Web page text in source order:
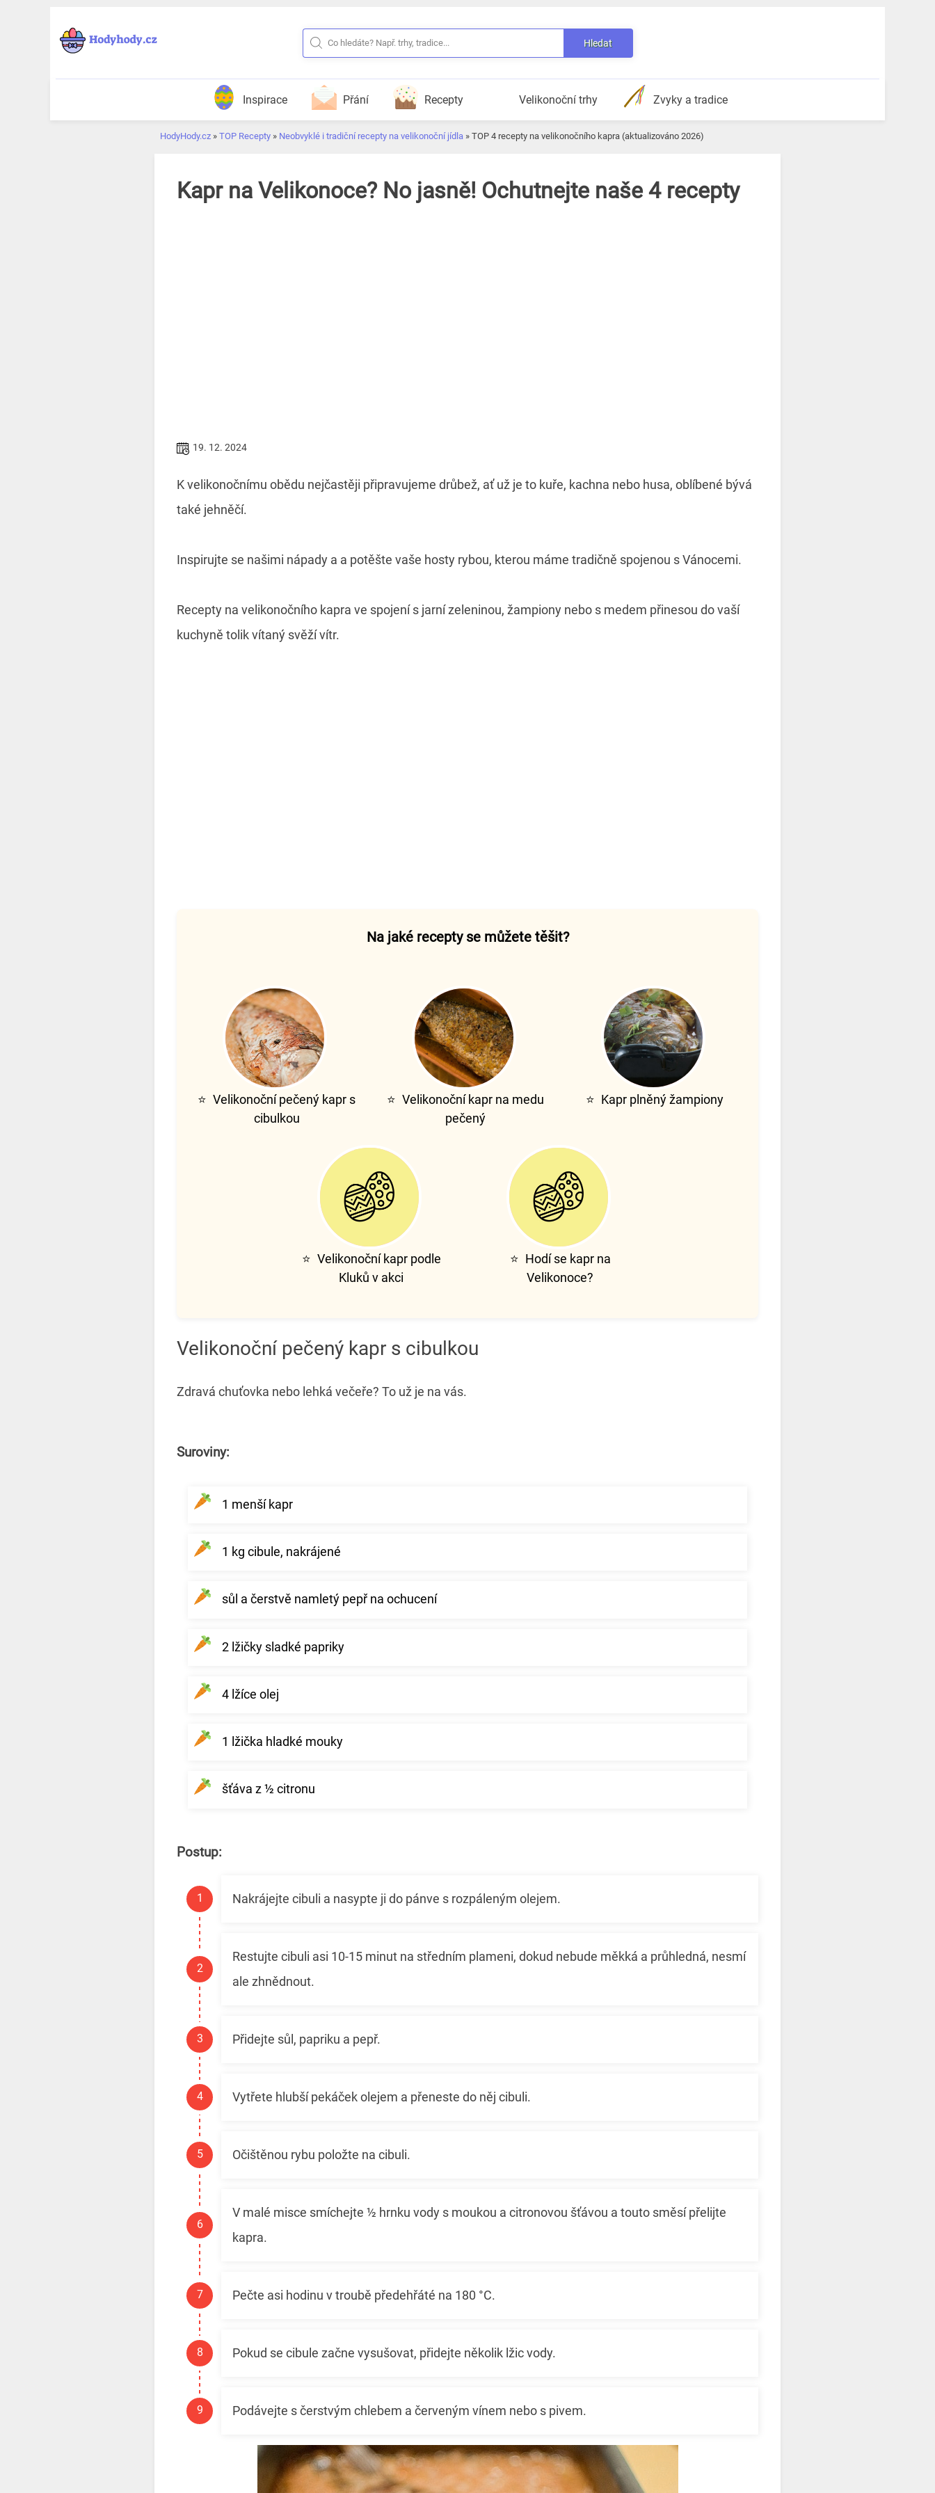
Hledat
Inspirace Přání Recepty Velikonoční trhy Zvyky a tradice
HodyHody.cz » TOP Recepty » Neobvyklé i tradiční recepty na velikonoční jídla » TOP 4 recepty na velikonočního kapra (aktualizováno 2026)
Kapr na Velikonoce? No jasně! Ochutnejte naše 4 recepty
19. 12. 2024
K velikonočnímu obědu nejčastěji připravujeme drůbež, ať už je to kuře, kachna nebo husa, oblíbené bývá
také jehněčí.
Inspirujte se našimi nápady a a potěšte vaše hosty rybou, kterou máme tradičně spojenou s Vánocemi.
Recepty na velikonočního kapra ve spojení s jarní zeleninou, žampiony nebo s medem přinesou do vaší
kuchyně tolik vítaný svěží vítr.
Na jaké recepty se můžete těšit?
⭐ Velikonoční pečený kapr s
cibulkou
⭐ Velikonoční kapr na medu
pečený
⭐ Kapr plněný žampiony
⭐ Velikonoční kapr podle
Kluků v akci
⭐ Hodí se kapr na
Velikonoce?
Velikonoční pečený kapr s cibulkou
Zdravá chuťovka nebo lehká večeře? To už je na vás.
Suroviny:
1 menší kapr
1 kg cibule, nakrájené
sůl a čerstvě namletý pepř na ochucení
2 lžičky sladké papriky
4 lžíce olej
1 lžička hladké mouky
šťáva z ½ citronu
Postup:
Nakrájejte cibuli a nasypte ji do pánve s rozpáleným olejem.
Restujte cibuli asi 10-15 minut na středním plameni, dokud nebude měkká a průhledná, nesmí
ale zhnědnout.
Přidejte sůl, papriku a pepř.
Vytřete hlubší pekáček olejem a přeneste do něj cibuli.
Očištěnou rybu položte na cibuli.
V malé misce smíchejte ½ hrnku vody s moukou a citronovou šťávou a touto směsí přelijte
kapra.
Pečte asi hodinu v troubě předehřáté na 180 °C.
Pokud se cibule začne vysušovat, přidejte několik lžic vody.
Podávejte s čerstvým chlebem a červeným vínem nebo s pivem.